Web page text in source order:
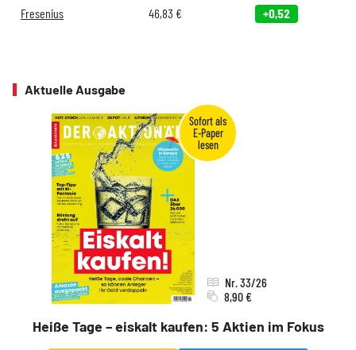
Fresenius 46,83 € +0,52
Aktuelle Ausgabe
Heiße Tage – eiskalt kaufen: 5 Aktien im Fokus
Nr. 33/26
8,90 €